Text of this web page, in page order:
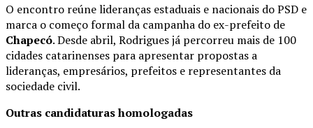
O encontro reúne lideranças estaduais e nacionais do PSD e
marca o começo formal da campanha do ex-prefeito de
Chapecó. Desde abril, Rodrigues já percorreu mais de 100
cidades catarinenses para apresentar propostas a
lideranças, empresários, prefeitos e representantes da
sociedade civil.
Outras candidaturas homologadas